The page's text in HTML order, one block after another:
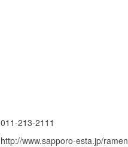
011-213-2111
http://www.sapporo-esta.jp/ramen